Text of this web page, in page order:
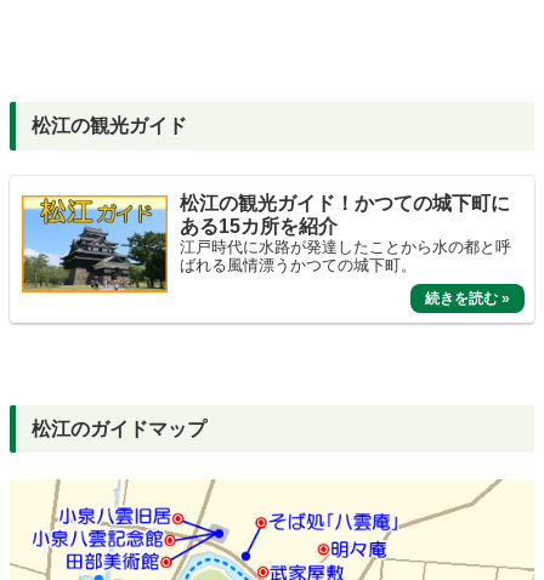
松江の観光ガイド
松江の観光ガイド！かつての城下町に
ある15カ所を紹介
江戸時代に水路が発達したことから水の都と呼
ばれる風情漂うかつての城下町。
松江のガイドマップ